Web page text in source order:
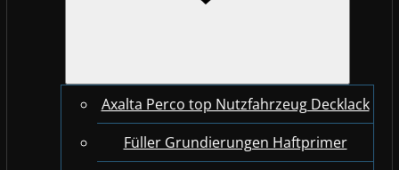
Axalta Perco top Nutzfahrzeug Decklack
Füller Grundierungen Haftprimer